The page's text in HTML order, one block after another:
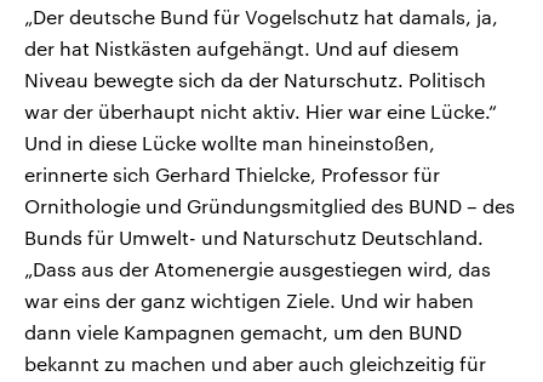
„Der deutsche Bund für Vogelschutz hat damals, ja,
der hat Nistkästen aufgehängt. Und auf diesem
Niveau bewegte sich da der Naturschutz. Politisch
war der überhaupt nicht aktiv. Hier war eine Lücke.“
Und in diese Lücke wollte man hineinstoßen,
erinnerte sich Gerhard Thielcke, Professor für
Ornithologie und Gründungsmitglied des BUND – des
Bunds für Umwelt- und Naturschutz Deutschland.
„Dass aus der Atomenergie ausgestiegen wird, das
war eins der ganz wichtigen Ziele. Und wir haben
dann viele Kampagnen gemacht, um den BUND
bekannt zu machen und aber auch gleichzeitig für